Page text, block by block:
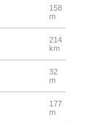
158
m
214
km
32
m
177
m